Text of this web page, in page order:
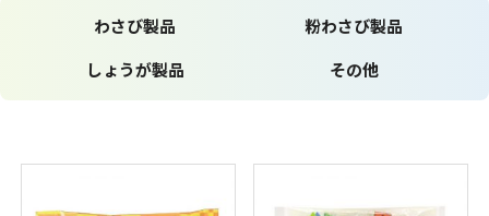
わさび製品
粉わさび製品
しょうが製品
その他